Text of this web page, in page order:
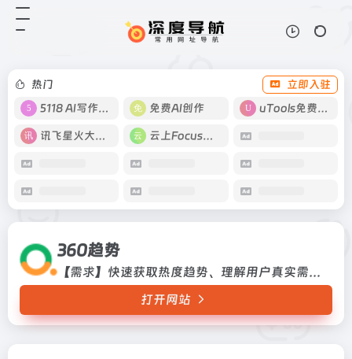
热门
立即入驻
5118 AI写作工具
免费AI创作 uTools免费工具箱
讯飞星火大模型 云上Focus接码
360趋势
【需求】快速获取热度趋势、理解用户真实需求、了解关键字搜索的人群属性。
打开网站
户真实需求、了解关键字搜索的人群
属性。